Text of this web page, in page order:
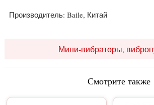
Производитель: Baile, Китай
Мини-вибраторы,
Смотрите также